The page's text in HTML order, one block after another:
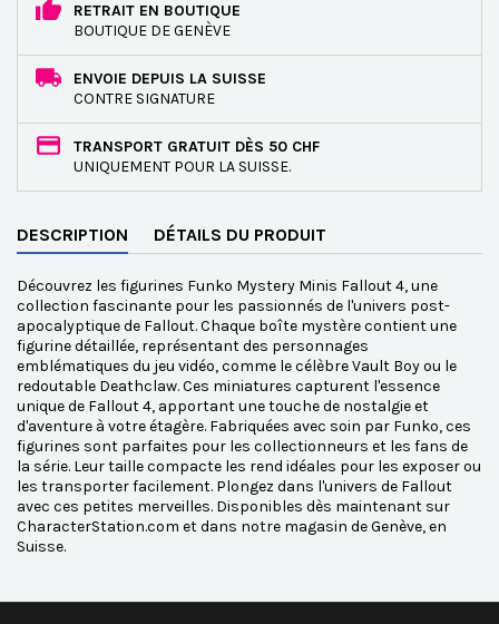
RETRAIT EN BOUTIQUE
BOUTIQUE DE GENÈVE
ENVOIE DEPUIS LA SUISSE
CONTRE SIGNATURE
TRANSPORT GRATUIT DÈS 50 CHF
UNIQUEMENT POUR LA SUISSE.
DESCRIPTION DÉTAILS DU PRODUIT
Découvrez les figurines Funko Mystery Minis Fallout 4, une
collection fascinante pour les passionnés de l'univers post-
apocalyptique de Fallout. Chaque boîte mystère contient une
figurine détaillée, représentant des personnages
emblématiques du jeu vidéo, comme le célèbre Vault Boy ou le
redoutable Deathclaw. Ces miniatures capturent l'essence
unique de Fallout 4, apportant une touche de nostalgie et
d'aventure à votre étagère. Fabriquées avec soin par Funko, ces
figurines sont parfaites pour les collectionneurs et les fans de
la série. Leur taille compacte les rend idéales pour les exposer ou
les transporter facilement. Plongez dans l'univers de Fallout
avec ces petites merveilles. Disponibles dès maintenant sur
CharacterStation.com et dans notre magasin de Genève, en
Suisse.